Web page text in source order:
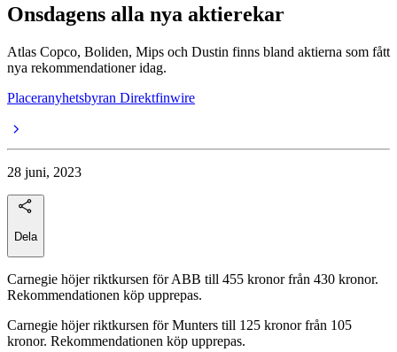
Onsdagens alla nya aktierekar
Atlas Copco, Boliden, Mips och Dustin finns bland aktierna som fått
nya rekommendationer idag.
Placeranyhetsbyran Direktfinwire
28 juni, 2023
Dela
Carnegie höjer riktkursen för ABB till 455 kronor från 430 kronor.
Rekommendationen köp upprepas.
Carnegie höjer riktkursen för Munters till 125 kronor från 105
kronor. Rekommendationen köp upprepas.